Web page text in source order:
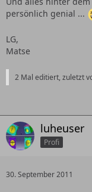
persönlich genial ...
LG,
Matse
2 Mal editiert, zuletzt
luheuser
Profi
30. September 2011